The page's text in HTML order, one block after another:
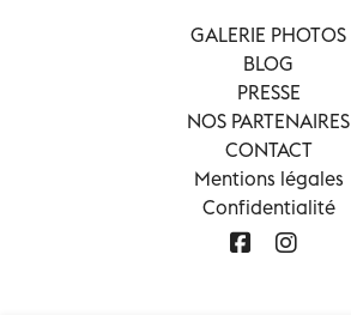
GALERIE PHOTOS
BLOG
PRESSE
NOS PARTENAIRES
CONTACT
Mentions légales
Confidentialité